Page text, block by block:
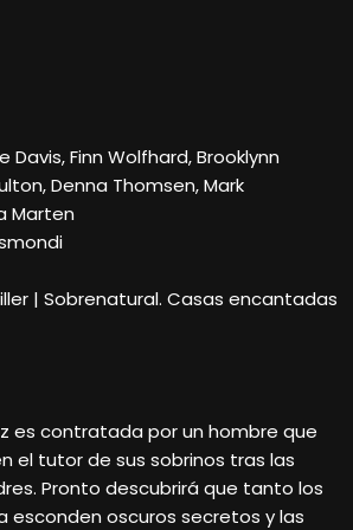
Davis, Finn Wolfhard, Brooklynn
Denna Thomsen, Mark
Marten
| Sobrenatural. Casas encantadas
es contratada por un hombre que
el tutor de sus sobrinos tras las
Pronto descubrirá que tanto los
esconden oscuros secretos y las